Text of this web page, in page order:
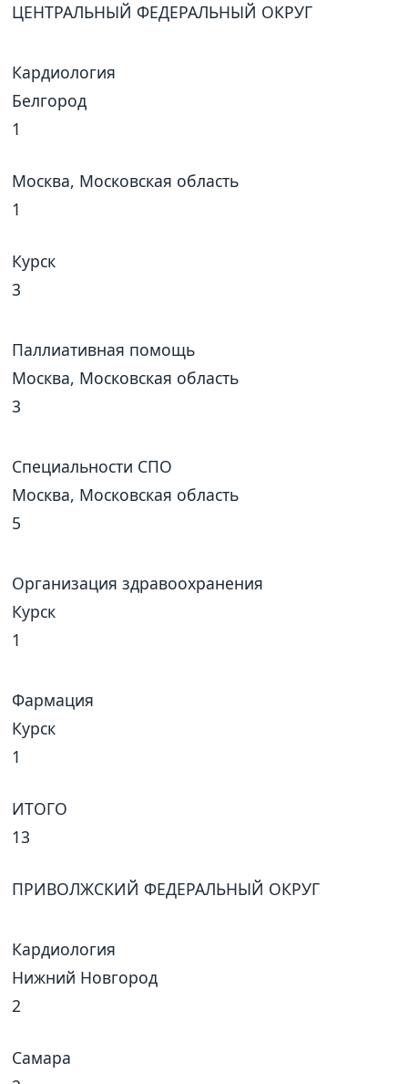
ЦЕНТРАЛЬНЫЙ ФЕДЕРАЛЬНЫЙ ОКРУГ
Кардиология
Белгород
1
Москва, Московская область
1
Курск
3
Паллиативная помощь
Москва, Московская область
3
Специальности СПО
Москва, Московская область
5
Организация здравоохранения
Курск
1
Фармация
Курск
1
ИТОГО
13
ПРИВОЛЖСКИЙ ФЕДЕРАЛЬНЫЙ ОКРУГ
Кардиология
Нижний Новгород
2
Самара